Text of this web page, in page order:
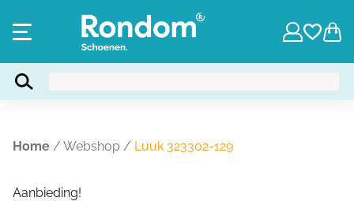
Home / Webshop / Luuk 323302-129
Aanbieding!